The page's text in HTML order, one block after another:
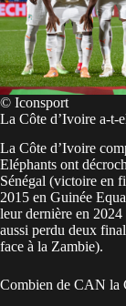
© Iconsport
La Côte d’Ivoire a-t-
La Côte d’Ivoire
Eléphants ont
Sénégal (victoire en
2015 en Guinée
leur dernière en
aussi perdu deux
face à la Zambie).
Combien de CAN la